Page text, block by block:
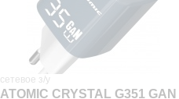
сетевое з/у
ATOMIC CRYSTAL G351 GAN